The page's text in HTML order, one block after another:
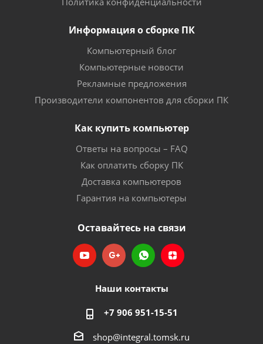
Информация о сборке ПК
Компьютерный блог
Компьютерные новости
Рекламные предложения
Производители компонентов для сборки ПК
Как купить компьютер
Ответы на вопросы – FAQ
Как оплатить сборку ПК
Доставка компьютеров
Гарантия на компьютеры
Оставайтесь на связи
Наши контакты
+7 906 951-15-51
shop@integral.tomsk.ru